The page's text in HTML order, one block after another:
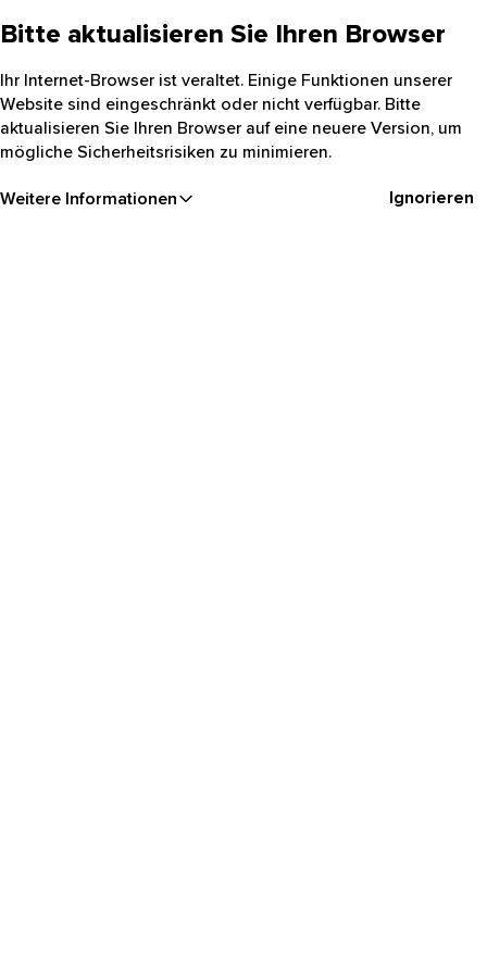
Bitte aktualisieren Sie Ihren Browser
Ihr Internet-Browser ist veraltet. Einige Funktionen unserer
Website sind eingeschränkt oder nicht verfügbar. Bitte
aktualisieren Sie Ihren Browser auf eine neuere Version, um
mögliche Sicherheitsrisiken zu minimieren.
Weitere Informationen Ignorieren